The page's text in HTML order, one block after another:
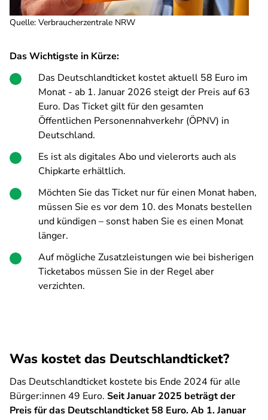
Quelle: Verbraucherzentrale NRW
Das Wichtigste in Kürze:
Das Deutschlandticket kostet aktuell 58 Euro im
Monat - ab 1. Januar 2026 steigt der Preis auf 63
Euro. Das Ticket gilt für den gesamten
Öffentlichen Personennahverkehr (ÖPNV) in
Deutschland.
Es ist als digitales Abo und vielerorts auch als
Chipkarte erhältlich.
Möchten Sie das Ticket nur für einen Monat haben,
müssen Sie es vor dem 10. des Monats bestellen
und kündigen – sonst haben Sie es einen Monat
länger.
Auf mögliche Zusatzleistungen wie bei bisherigen
Ticketabos müssen Sie in der Regel aber
verzichten.
Was kostet das Deutschlandticket?
Das Deutschlandticket kostete bis Ende 2024 für alle
Bürger:innen 49 Euro. Seit Januar 2025 beträgt der
Preis für das Deutschlandticket 58 Euro.Ab 1. Januar